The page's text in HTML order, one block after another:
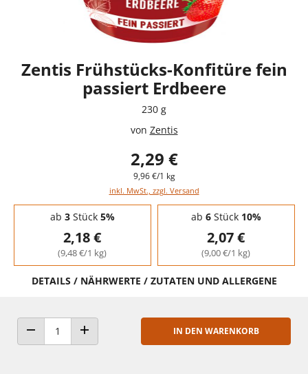
Zentis Frühstücks-Konfitüre fein
passiert Erdbeere
230 g
von Zentis
2,29 €
9,96 €/1 kg
inkl. MwSt., zzgl. Versand
Staffelpreise - Mengenrabatt
ab 3Stück 5%
2,18 €
(9,48 €/1 kg)
ab 6Stück 10%
2,07 €
(9,00 €/1 kg)
DETAILS / NÄHRWERTE / ZUTATEN UND ALLERGENE
ANZAHL VERRINGERNANZAHL ERHÖHEN
IN DEN WARENKORB